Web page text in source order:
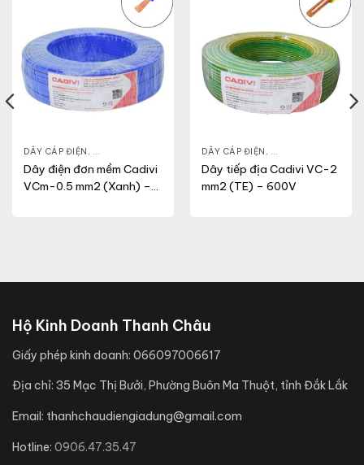
DÂY CÁP ĐIỆN , DÂY ĐIỆN DÂN DỤNG VCM
Dây điện đơn mềm Cadivi
VCm-0.5 mm2 (Xanh) –
DÂY CÁP ĐIỆN , DÂY ĐIỆN DÂN
Dây tiếp địa Cadivi VC-2
mm2 (TE) – 600V
VCMT
Hộ Kinh Doanh Thanh Châu
Giấy phép kinh doanh: 066097006617
Địa chỉ: 35 Mạc Thị Bưởi, Phường Buôn Ma Thuột, tỉnh Đắk Lắk
Email: thanhchaudiengiadung@gmail.com
Hotline: 0906.47.35.47